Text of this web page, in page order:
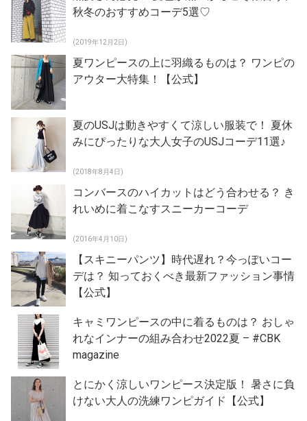
秋冬のおすすめコーデ5選♡
(2019年12月2日)
夏ワンピースの上に羽織るものは？ ワンピの
アウター大特集！【公式】
夏のUSJは動きやすくて涼しい服装で！ 夏休
みにぴったりな大人女子のUSJコーデ11選♪
(2018年8月4日)
コンバースのハイカットはどう合わせる？ き
れいめに着こなすスニーカーコーデ
(2016年4月10日)
【スキニーパンツ】時代遅れ？今っぽいコー
デは？ 知っておくべき最新ファッション事情
【公式】
キャミワンピースの中に着るものは？ おしゃ
れなインナーの組み合わせ2022夏 – #CBK
magazine
とにかく涼しいワンピース決定版！ 暑さに負
けない大人の洗練ワンピガイド【公式】